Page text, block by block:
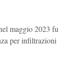
maggio 2023 fu
per infiltrazioni